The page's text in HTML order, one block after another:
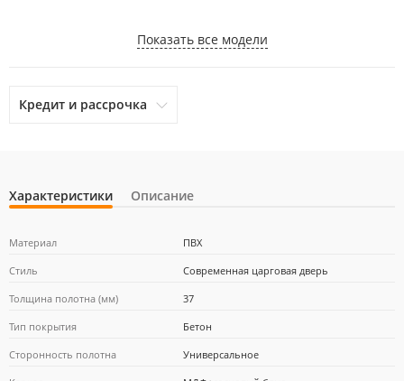
Показать все модели
Кредит и рассрочка
otpbank
Почта Банк
Характеристики
Материал ПВХ
Стиль Современная царговая дверь
Толщина полотна (мм) 37
Тип покрытия Бетон
Сторонность полотна Универсальное
Описание